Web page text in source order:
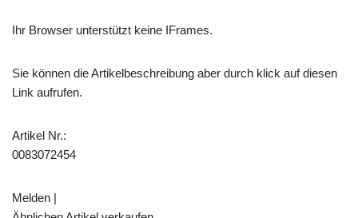
Ihr Browser unterstützt keine IFrames.
Sie können die Artikelbeschreibung aber durch klick auf diesen
Link aufrufen.
Artikel Nr.:
0083072454
Melden |